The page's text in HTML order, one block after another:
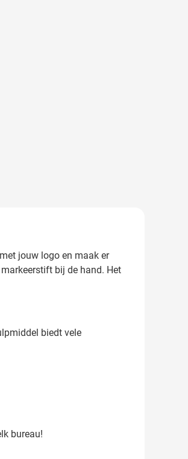
jouw logo en maak er
bij de hand. Het
biedt vele
bureau!